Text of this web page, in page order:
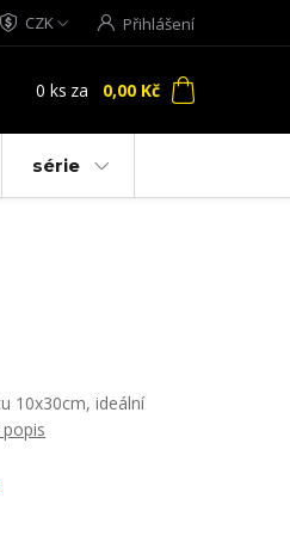
CZK Přihlášení
0 ks za 0,00 Kč
série
10x30cm, ideální
popis